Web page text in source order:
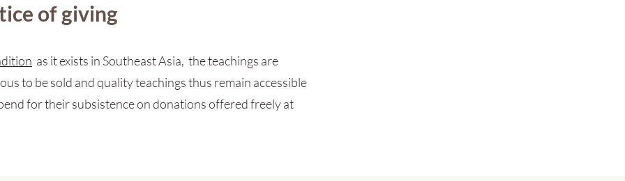
of giving
as it exists in Southeast Asia, the teachings are
to be sold and quality teachings thus remain accessible
for their subsistence on donations offered freely at